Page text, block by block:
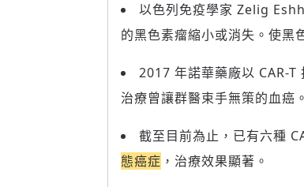
以色列免疫學家 Zelig
的黑色素瘤縮小或消失。使黑
2017 年諾華藥廠以 CAR-
治療曾讓群醫束手無策的血癌。
截至目前為止，已有六種
態癌症 ，治療效果顯著。